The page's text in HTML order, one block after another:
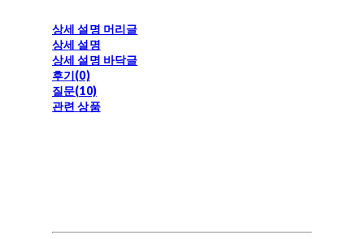
상세 설명 머리글
상세 설명
상세 설명 바닥글
후기(0)
질문(10)
관련 상품